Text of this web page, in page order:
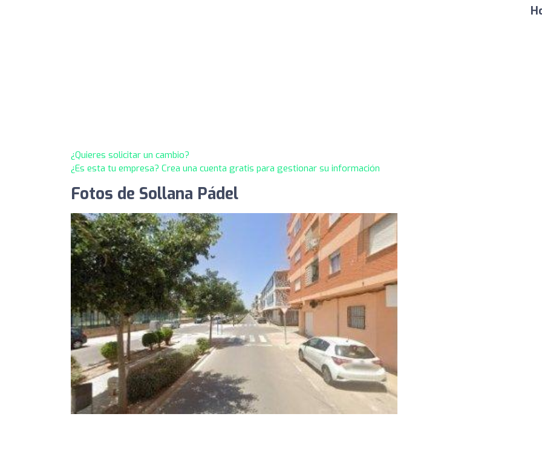
¿Quieres solicitar un cambio?
¿Es esta tu empresa? Crea una cuenta gratis para gestionar su información
Fotos de Sollana Pádel